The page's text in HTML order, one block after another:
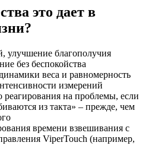
это дает в
улучшение благополучия
без беспокойства
веса и равномерность
измерений
реагирования на проблемы, если
из такта» – прежде, чем
времени взвешивания с
ViperTouch (например,